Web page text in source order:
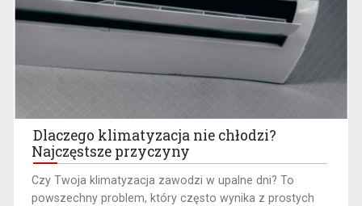
Dlaczego klimatyzacja nie chłodzi?
Najczęstsze przyczyny
​Czy Twoja klimatyzacja zawodzi w upalne dni? To
powszechny problem, który często wynika z prostych